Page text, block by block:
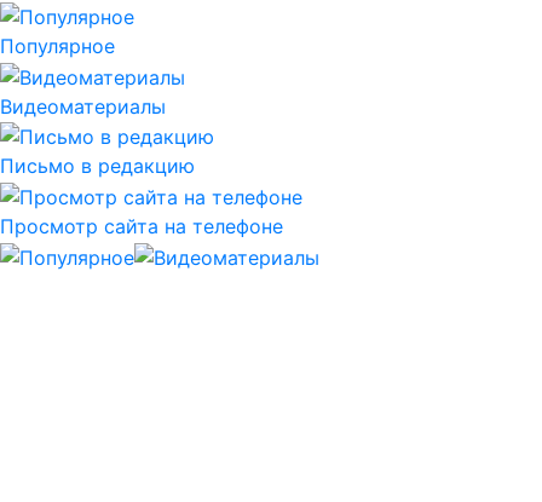
Популярное
Видеоматериалы
Письмо в редакцию
Просмотр сайта на телефоне